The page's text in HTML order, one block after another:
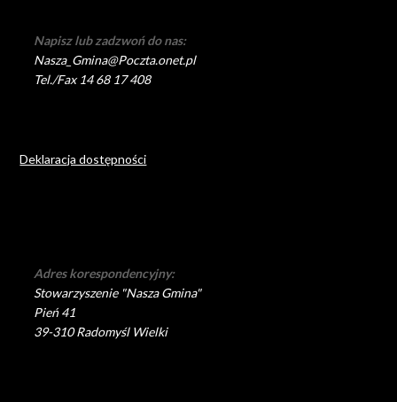
Napisz lub zadzwoń do nas:
Nasza_Gmina@Poczta.onet.pl
Tel./Fax 14 68 17 408
Deklaracja dostępności
Adres korespondencyjny:
Stowarzyszenie "Nasza Gmina"
Pień 41
39-310 Radomyśl Wielki